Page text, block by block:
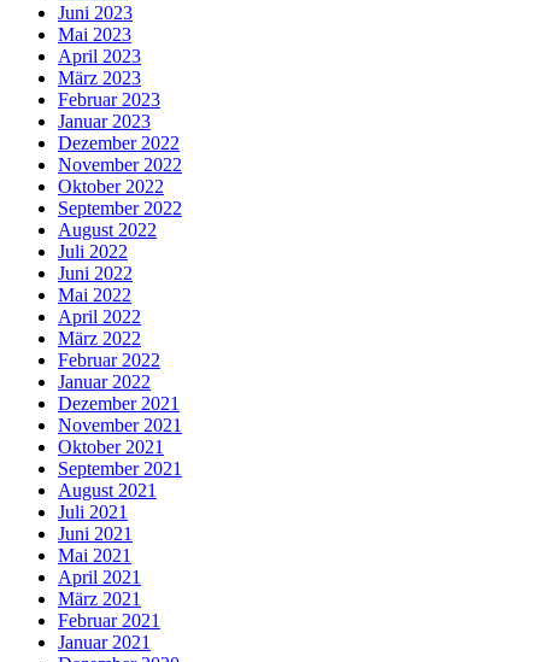
Juni 2023
Mai 2023
April 2023
März 2023
Februar 2023
Januar 2023
Dezember 2022
November 2022
Oktober 2022
September 2022
August 2022
Juli 2022
Juni 2022
Mai 2022
April 2022
März 2022
Februar 2022
Januar 2022
Dezember 2021
November 2021
Oktober 2021
September 2021
August 2021
Juli 2021
Juni 2021
Mai 2021
April 2021
März 2021
Februar 2021
Januar 2021